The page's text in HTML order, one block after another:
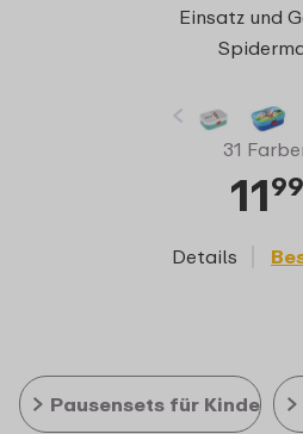
Einsatz und
31
1199
Details
Pausensets für Kinder